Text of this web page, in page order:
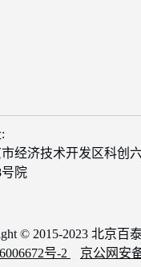
经济技术开发区科创
院
© 2015-2023 北京百
号-2
京公网安